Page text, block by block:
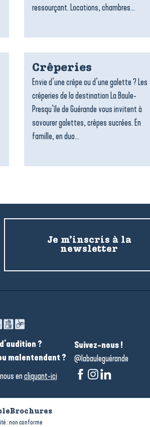
ressourçant. Locations, chambres...
Crêperies
Envie d’une crêpe ou d’une galette ? Les
crêperies de la destination La Baule-
Presqu’île de Guérande vous invitent à
savourer galettes, crêpes sucrées. En
famille, en duo...
Je m’inscris à la
newsletter
?
malentendant ?
encliquant-ici
Suivez-nous !
@labauleguérande
Brochures
: non conforme